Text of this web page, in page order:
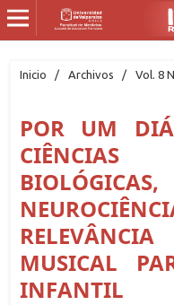
Inicio / Archivos / Vol. 8
POR UM
MUSICAL
INFANTIL